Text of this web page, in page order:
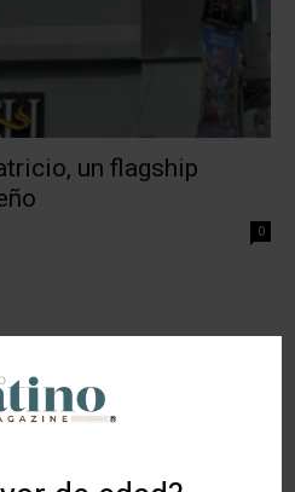
un flagship
0